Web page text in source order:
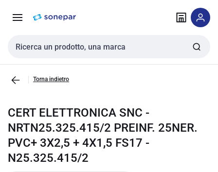
navigazione alla
Cerca input
Torna indietro
CERT ELETTRONICA SNC -
NRTN25.325.415/2 PREINF. 25NER.
PVC+ 3X2,5 + 4X1,5 FS17 -
N25.325.415/2